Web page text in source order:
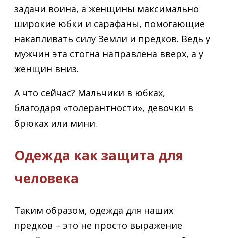
задачи воина, а женщины максимально
широкие юбки и сарафаны, помогающие
накапливать силу Земли и предков. Ведь у
мужчин эта стогна направлена вверх, а у
женщин вниз.
А что сейчас? Мальчики в юбках,
благодаря «толерантности», девочки в
брюках или мини.
Одежда как защита для
человека
Таким образом, одежда для наших
предков – это не просто выражение